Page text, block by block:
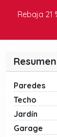
Rebaja 21
Resumen
Paredes
Techo
Jardín
Garage